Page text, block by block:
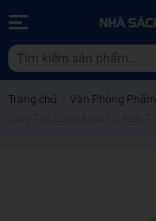
Trang chủ Văn Phòng Phẩm